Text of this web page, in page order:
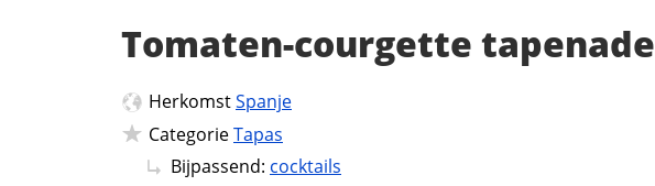
Tomaten-courgette tapenade
HerkomstSpanje
CategorieTapas
Bijpassend: cocktails